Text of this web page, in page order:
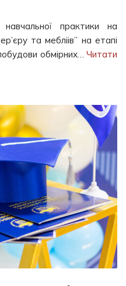
практики на
та мебліів” на етапі
обмірних… Читати